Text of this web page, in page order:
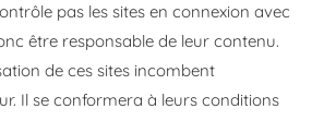
pas les sites en connexion avec
être responsable de leur contenu.
de ces sites incombent
Il se conformera à leurs conditions